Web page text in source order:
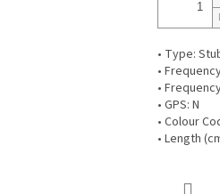
• Type:
•
•
• GPS: N
• Colour
• Length